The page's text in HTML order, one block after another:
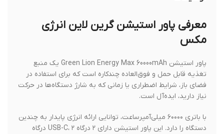
معرفی پاور استیشن گرین لاین انرژی
مکس
پاور استیشن Green Lion Energy Max 60000mAh یک منبع
تغذیه قابل حمل و فوق‌العاده چندکاره است که برای استفاده در
فضای باز، شرایط اضطراری یا زمانی که به شارژ دستگاه‌ها در حرکت
نیاز دارید، ایده‌آل است.
با باتری ۶۰۰۰۰ میلی‌آمپرساعت، توانایی ارائه انرژی پایدار به چندین
دستگاه را دارد. این پاور استیشن دارای ۲ درگاه USB-C، ۲ درگاه